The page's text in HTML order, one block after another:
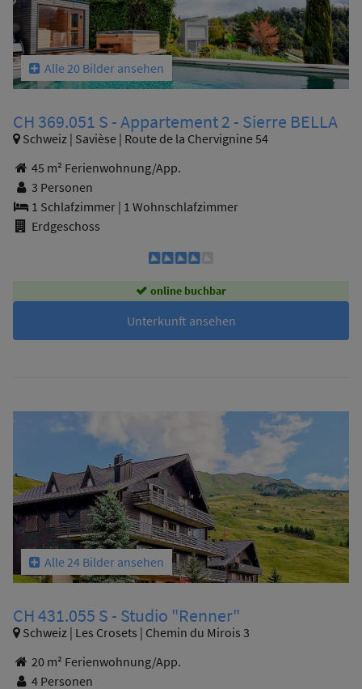
Alle 20 Bilder ansehen
CH 369.051 S - Appartement 2 - Sierre BELLA
Schweiz | Savièse | Route de la Chervignine 54
45 m² Ferienwohnung/App.
3 Personen
1 Schlafzimmer | 1 Wohnschlafzimmer
Erdgeschoss
online buchbar
Unterkunft ansehen
Alle 24 Bilder ansehen
CH 431.055 S - Studio "Renner"
Schweiz | Les Crosets | Chemin du Mirois 3
20 m² Ferienwohnung/App.
4 Personen